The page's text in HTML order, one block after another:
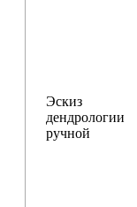
Эскиз
дендрологии
ручной